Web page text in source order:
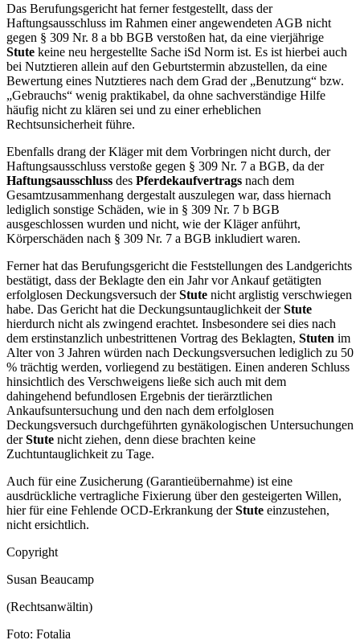
Das Berufungsgericht hat ferner festgestellt, dass der
Haftungsausschluss im Rahmen einer angewendeten AGB nicht
gegen § 309 Nr. 8 a bb BGB verstoßen hat, da eine vierjährige
Stute keine neu hergestellte Sache iSd Norm ist. Es ist hierbei auch
bei Nutztieren allein auf den Geburtstermin abzustellen, da eine
Bewertung eines Nutztieres nach dem Grad der „Benutzung“ bzw.
„Gebrauchs“ wenig praktikabel, da ohne sachverständige Hilfe
häufig nicht zu klären sei und zu einer erheblichen
Rechtsunsicherheit führe.
Ebenfalls drang der Kläger mit dem Vorbringen nicht durch, der
Haftungsausschluss verstoße gegen § 309 Nr. 7 a BGB, da der
Haftungsausschluss des Pferdekaufvertrags nach dem
Gesamtzusammenhang dergestalt auszulegen war, dass hiernach
lediglich sonstige Schäden, wie in § 309 Nr. 7 b BGB
ausgeschlossen wurden und nicht, wie der Kläger anführt,
Körperschäden nach § 309 Nr. 7 a BGB inkludiert waren.
Ferner hat das Berufungsgericht die Feststellungen des Landgerichts
bestätigt, dass der Beklagte den ein Jahr vor Ankauf getätigten
erfolglosen Deckungsversuch derStute nicht arglistig verschwiegen
habe. Das Gericht hat die Deckungsuntauglichkeit derStute
hierdurch nicht als zwingend erachtet. Insbesondere sei dies nach
dem erstinstanzlich unbestrittenen Vortrag des Beklagten, Stuten im
Alter von 3 Jahren würden nach Deckungsversuchen lediglich zu 50
% trächtig werden, vorliegend zu bestätigen. Einen anderen Schluss
hinsichtlich des Verschweigens ließe sich auch mit dem
dahingehend befundlosen Ergebnis der tierärztlichen
Ankaufsuntersuchung und den nach dem erfolglosen
Deckungsversuch durchgeführten gynäkologischen Untersuchungen
derStute nicht ziehen, denn diese brachten keine
Zuchtuntauglichkeit zu Tage.
Auch für eine Zusicherung (Garantieübernahme) ist eine
ausdrückliche vertragliche Fixierung über den gesteigerten Willen,
hier für eine Fehlende OCD-Erkrankung derStute einzustehen,
nicht ersichtlich.
Copyright
Susan Beaucamp
(Rechtsanwältin)
Foto: Fotalia